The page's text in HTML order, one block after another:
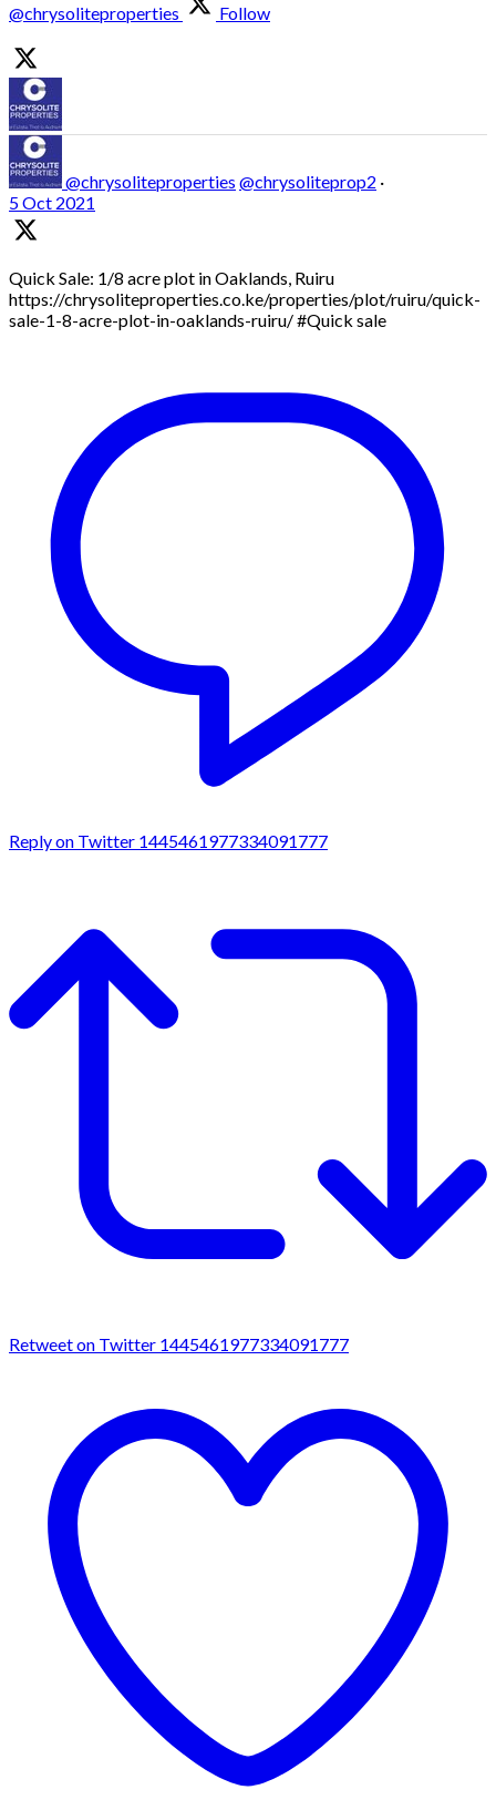
@chrysoliteproperties Follow
@chrysoliteproperties @chrysoliteprop2 ·
5 Oct 2021
Quick Sale: 1/8 acre plot in Oaklands, Ruiru
https://chrysoliteproperties.co.ke/properties/plot/ruiru/quick-
sale-1-8-acre-plot-in-oaklands-ruiru/ #Quick sale
Reply on Twitter 1445461977334091777
Retweet on Twitter 1445461977334091777